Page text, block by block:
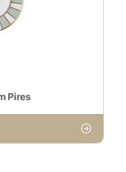
Pires